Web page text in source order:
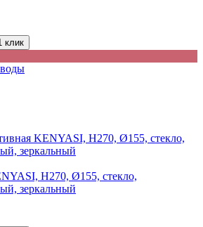
клик
H270, Ø155, стекло,
зеркальный